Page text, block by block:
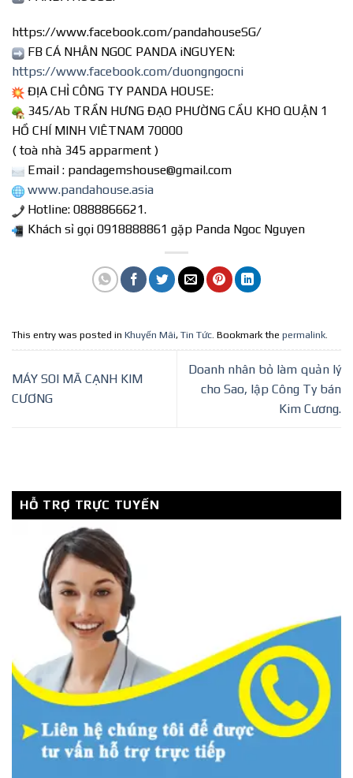
https://www.facebook.com/pandahouseSG/
FB CÁ NHÂN NGOC PANDA iNGUYEN:
https://www.facebook.com/duongngocni
ĐỊA CHỈ CÔNG TY PANDA HOUSE:
345/Ab TRẦN HƯNG ĐẠO PHƯỜNG CẦU KHO QUẬN 1
HỒ CHÍ MINH VIÊTNAM 70000
( toà nhà 345 apparment )
Email : pandagemshouse@gmail.com
www.pandahouse.asia
Hotline: 0888866621.
Khách sỉ gọi 0918888861 gặp Panda Ngoc Nguyen
This entry was posted in Khuyến Mãi, Tin Tức. Bookmark the permalink.
MÁY SOI MÃ CẠNH KIM
CƯƠNG
Doanh nhân bỏ làm quản lý
cho Sao, lập Công Ty bán
Kim Cương.
HỖ TRỢ TRỰC TUYẾN